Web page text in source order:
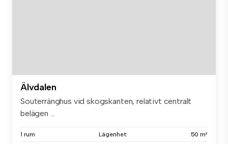
Älvdalen
Souterränghus vid skogskanten, relativt centralt
belägen ...
1 rum Lägenhet 50 m²